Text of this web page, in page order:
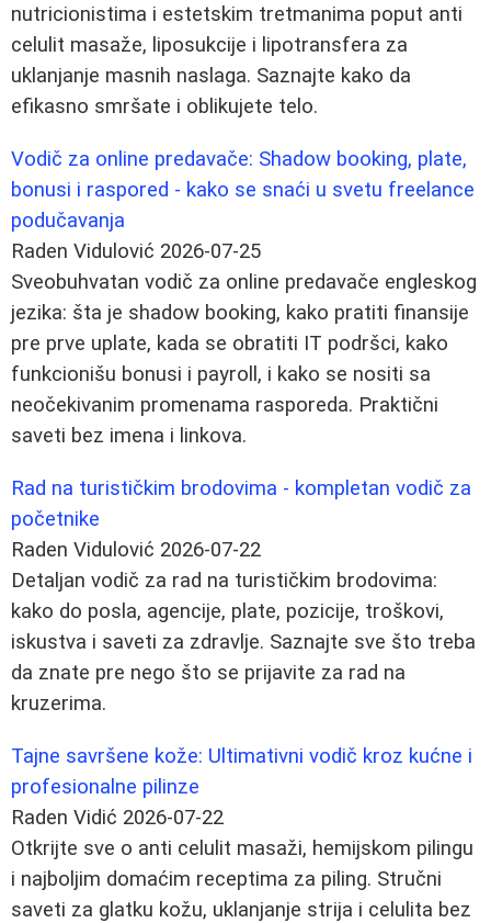
nutricionistima i estetskim tretmanima poput anti
celulit masaže, liposukcije i lipotransfera za
uklanjanje masnih naslaga. Saznajte kako da
efikasno smršate i oblikujete telo.
Vodič za online predavače: Shadow booking, plate,
bonusi i raspored - kako se snaći u svetu freelance
podučavanja
Raden Vidulović 2026-07-25
Sveobuhvatan vodič za online predavače engleskog
jezika: šta je shadow booking, kako pratiti finansije
pre prve uplate, kada se obratiti IT podršci, kako
funkcionišu bonusi i payroll, i kako se nositi sa
neočekivanim promenama rasporeda. Praktični
saveti bez imena i linkova.
Rad na turističkim brodovima - kompletan vodič za
početnike
Raden Vidulović 2026-07-22
Detaljan vodič za rad na turističkim brodovima:
kako do posla, agencije, plate, pozicije, troškovi,
iskustva i saveti za zdravlje. Saznajte sve što treba
da znate pre nego što se prijavite za rad na
kruzerima.
Tajne savršene kože: Ultimativni vodič kroz kućne i
profesionalne pilinze
Raden Vidić 2026-07-22
Otkrijte sve o anti celulit masaži, hemijskom pilingu
i najboljim domaćim receptima za piling. Stručni
saveti za glatku kožu, uklanjanje strija i celulita bez